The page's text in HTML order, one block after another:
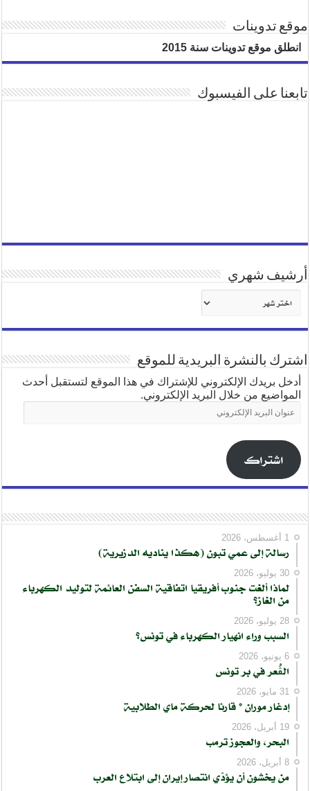
موقع تدوينات
انطلق موقع تدوينات سنة 2015
تابعنا على الفيسبوك
أرشيف شهري
شهري
اشترك بالنشرة البريدية للموقع
أدخل بريدك الإلكتروني للإشتراك في هذا الموقع لتستقبل أحدث
المواضيع من خلال البريد الإلكتروني.
عنوان
البريد
اشتراك
1 أغسطس، 2026
رسالة إلى عمي تبون (هكذا يناديه الدزيرية)
30 يوليو، 2026
لماذا ألغت جنوب أفريقيا اتفاقية السفن العائمة لتوليد الكهرباء
من الغاز؟
28 يوليو، 2026
السبب وراء انهيار الكهرباء في تونس؟
6 يونيو، 2026
الڨُعر في بر تونس
31 مايو، 2026
إدغار موران * قارئا لحركة ماي الطلابية
19 أبريل، 2026
البحر، والعجوز ترمب
8 أبريل، 2026
من يخشون أن يؤدّي انتصار إيران إلى ابتلاع العرب